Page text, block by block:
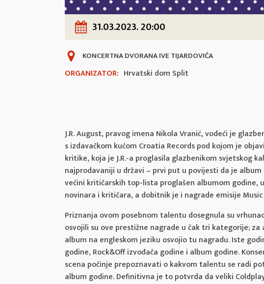
31.03.2023. 20:00
ORGANIZATOR: Hrvatski dom Split
KONCERTNA DVORANA IVE TIJARDOVIĆA
J.R. August, pravog imena Nikola Vranić, vodeći je
s izdavačkom kućom Croatia Records pod kojom je
kritike, koja je J.R.-a proglasila glazbenikom svjetskog
najprodavaniji u državi – prvi put u povijesti da je
većini kritičarskih top-lista proglašen albumom godine,
novinara i kritičara, a dobitnik je i nagrade emisije
Priznanja ovom posebnom talentu dosegnula su
osvojili su ove prestižne nagrade u čak tri kategorije;
album na engleskom jeziku osvojio tu nagradu. Iste
godine, Rock&Off izvođača godine i album godine.
scena počinje prepoznavati o kakvom talentu se radi
album godine. Definitivna je to potvrda da veliki